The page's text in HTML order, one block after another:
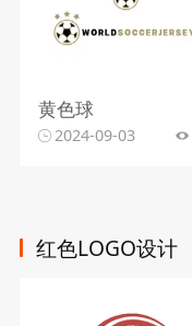
黄色球
2024-09-03
红色LOGO设计